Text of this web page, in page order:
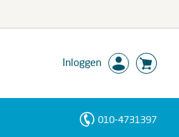
Inloggen
010-4731397